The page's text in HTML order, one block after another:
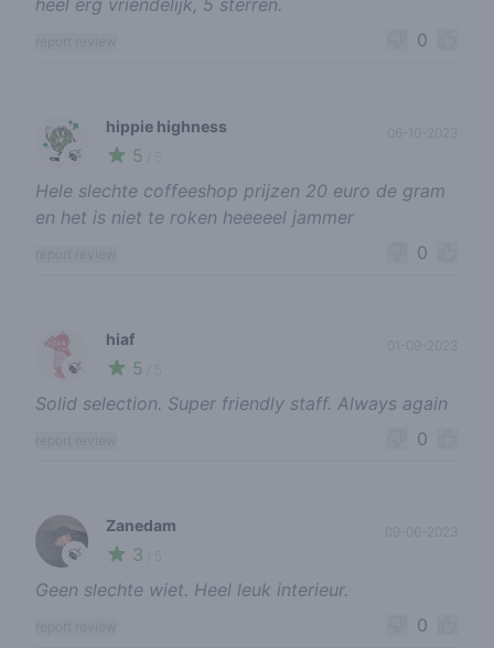
heel erg vriendelijk, 5 sterren.
0
🍃
hippie highness
5
06-10-2023
Hele slechte coffeeshop prijzen 20 euro de gram
en het is niet te roken heeeeel jammer
0
🍃
hiaf
5
01-09-2023
Solid selection. Super friendly staff. Always again
0
🍃
Zanedam
3
09-06-2023
Geen slechte wiet. Heel leuk interieur.
0